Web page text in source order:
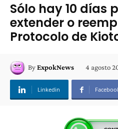
Sólo hay 10 días
extender o
Protocolo de
ByExpokNews 4 agosto
Linkedin